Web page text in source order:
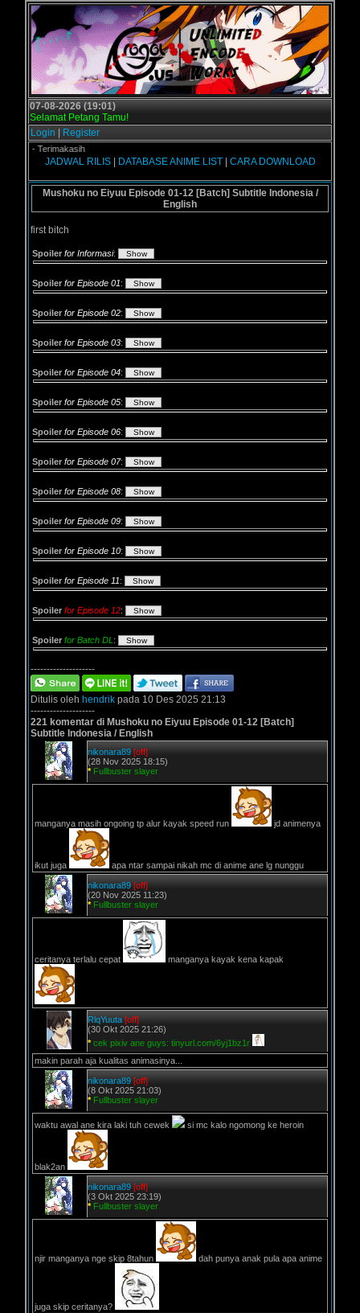
07-08-2026 (19:01)
Selamat Petang Tamu!
Login
Register
- Terimakasih
JADWAL RILIS| DATABASE ANIME LIST| CARA DOWNLOAD
Mushoku no Eiyuu Episode 01-12 [Batch] Subtitle Indonesia /
English
first bitch
Spoiler for Informasi:
Spoiler for Episode 01:
Spoiler for Episode 02:
Spoiler for Episode 03:
Spoiler for Episode 04:
Spoiler for Episode 05:
Spoiler for Episode 06:
Spoiler for Episode 07:
Spoiler for Episode 08:
Spoiler for Episode 09:
Spoiler for Episode 10:
Spoiler for Episode 11:
Spoiler for Episode 12:
Spoiler for Batch DL :
--------------------
Ditulis oleh hendrik pada 10 Des 2025 21:13
--------------------
221 komentar di Mushoku no Eiyuu Episode 01-12 [Batch]
Subtitle Indonesia / English
nikonara89 [off]
(28 Nov 2025 18:15)
* Fullbuster slayer
manganya masih ongoing tp alur kayak speed run jd animenya
ikut juga apa ntar sampai nikah mc di anime ane lg nunggu
nikonara89 [off]
(20 Nov 2025 11:23)
* Fullbuster slayer
ceritanya terlalu cepat manganya kayak kena kapak
RlqYuuta [off]
(30 Okt 2025 21:26)
* cek pixiv ane guys: tinyurl.com/6yj1bz1r
makin parah aja kualitas animasinya...
nikonara89 [off]
(8 Okt 2025 21:03)
* Fullbuster slayer
waktu awal ane kira laki tuh cewek si mc kalo ngomong ke heroin
blak2an
nikonara89 [off]
(3 Okt 2025 23:19)
* Fullbuster slayer
njir manganya nge skip 8tahun dah punya anak pula apa anime
juga skip ceritanya?